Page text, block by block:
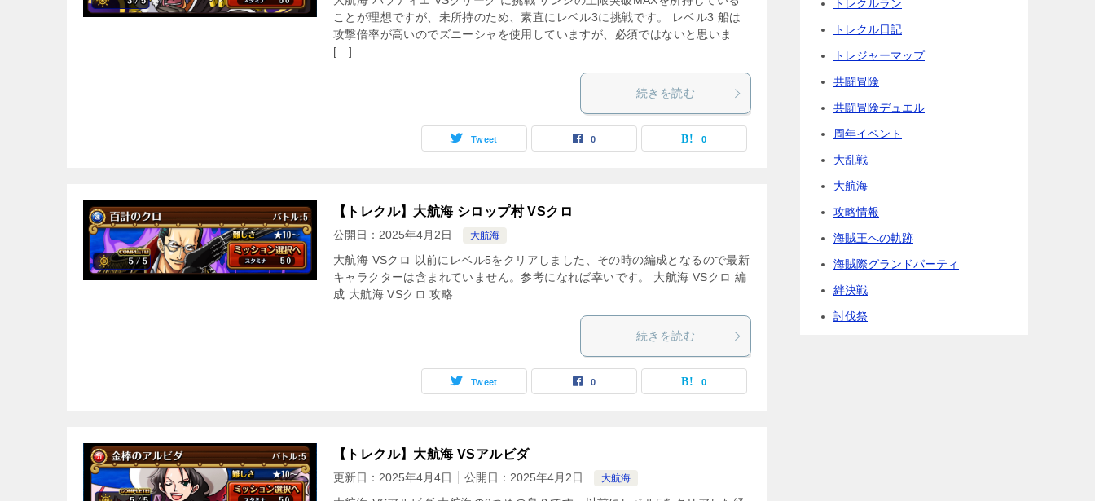
ことが理想ですが、未所持のため、素直にレベル3に挑戦です。 レベル3 船は
攻撃倍率が高いのでズニーシャを使用していますが、必須ではないと思いま
[…]
続きを読む
Tweet 0 0
【トレクル】大航海 シロップ村 VSクロ
公開日： 2025年4月2日 大航海
大航海 VSクロ 以前にレベル5をクリアしました、その時の編成となるので最新
キャラクターは含まれていません。参考になれば幸いです。 大航海 VSクロ 編
成 大航海 VSクロ 攻略
続きを読む
Tweet 0 0
【トレクル】大航海 VSアルビダ
更新日： 2025年4月4日 公開日： 2025年4月2日 大航海
トレクルラン
トレクル日記
トレジャーマップ
共闘冒険
共闘冒険デュエル
周年イベント
大乱戦
大航海
攻略情報
海賊王への軌跡
海賊際グランドパーティ
絆決戦
討伐祭